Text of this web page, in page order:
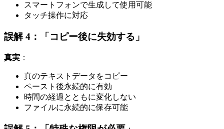
スマートフォンで生成して使用可能
タッチ操作に対応
誤解 4：「コピー後に失効する」
真実 ：
真のテキストデータをコピー
ペースト後永続的に有効
時間の経過とともに変化しない
ファイルに永続的に保存可能